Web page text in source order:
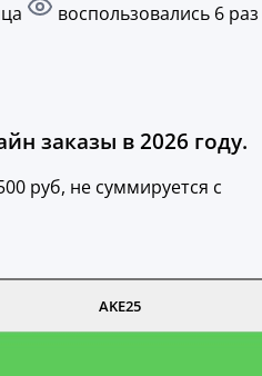
воспользовались 6 раз
заказы в 2026 году.
руб, не суммируется c
AKE25